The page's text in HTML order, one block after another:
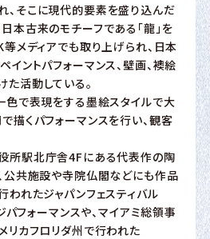
、そこに現代的要素を盛り込んだ
本古来のモチーフである「龍」を
メディアでも取り上げられ、日本
イントパフォーマンス、壁画、襖絵
活動している。
色で表現をする墨絵スタイルで大
描くパフォーマンスを行い、観客
所駅北庁舎4Fにある代表作の陶
公共施設や寺院仏閣などにも作品
われたジャパンフェスティバル
パフォーマンスや、マイアミ総領事
リカフロリダ州で行われた